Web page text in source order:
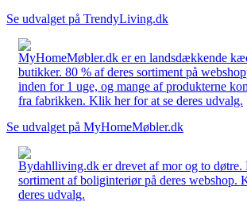
Se udvalget på TrendyLiving.dk
MyHomeMøbler.dk er en landsdækkende
butikker. 80 % af deres sortiment på
inden for 1 uge, og mange af produkterne
fra fabrikken. Klik her for at se deres udvalg.
Se udvalget på MyHomeMøbler.dk
Bydahlliving.dk er drevet af mor og to døtre.
sortiment af boliginteriør på deres webshop.
deres udvalg.